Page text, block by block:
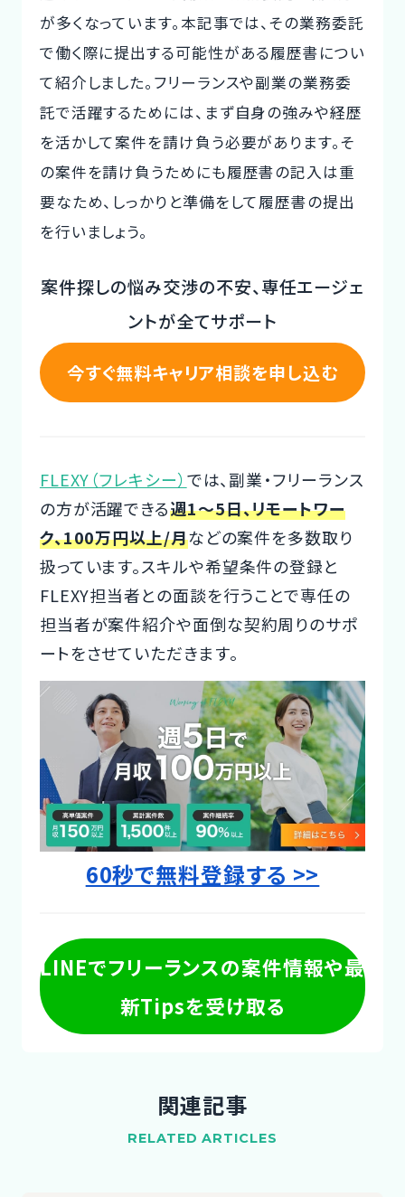
が多くなっています。本記事では、その業務委託
で働く際に提出する可能性がある履歴書につい
て紹介しました。フリーランスや副業の業務委
託で活躍するためには、まず自身の強みや経歴
を活かして案件を請け負う必要があります。そ
の案件を請け負うためにも履歴書の記入は重
要なため、しっかりと準備をして履歴書の提出
を行いましょう。
案件探しの悩み交渉の不安、専任エージェ
ントが全てサポート
今すぐ無料キャリア相談を申し込む
FLEXY（フレキシー）では、副業・フリーランス
の方が活躍できる週1～5日、リモートワー
ク、100万円以上/月などの案件を多数取り
扱っています。スキルや希望条件の登録と
FLEXY担当者との面談を行うことで専任の
担当者が案件紹介や面倒な契約周りのサポ
ートをさせていただきます。
60秒で無料登録する >>
LINEでフリーランスの案件情報や最
新Tipsを受け取る
関連記事
RELATED ARTICLES